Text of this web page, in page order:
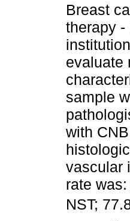
Breast
therapy -
evaluate
sample
with
vascular
rate
NST;